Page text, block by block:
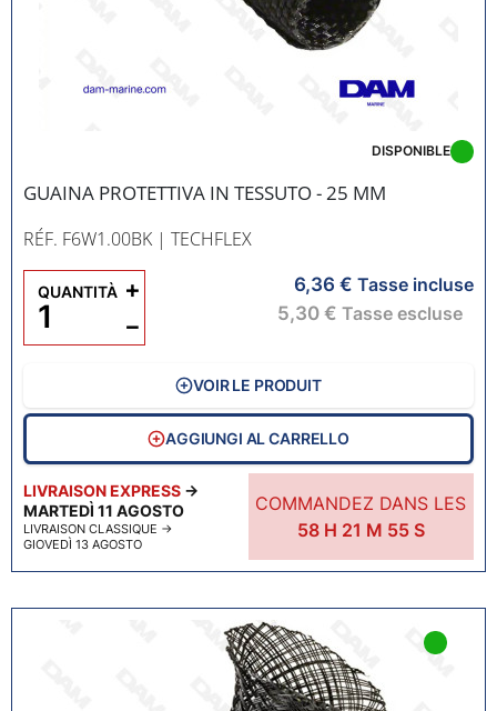
GUAINA PROTETTIVA IN TESSUTO - 25 MM
RÉF. F6W1.00BK | TECHFLEX
LIVRAISON EXPRESS →
MARTEDÌ 11 AGOSTO
LIVRAISON CLASSIQUE →
GIOVEDÌ 13 AGOSTO
COMMANDEZ DANS LES
58H 21 M 54 S
DISPONIBLE
6,36 € Tasse incluse
5,30 € Tasse escluse
QUANTITÀ
−
+
VOIR LE PRODUIT
AGGIUNGI AL CARRELLO